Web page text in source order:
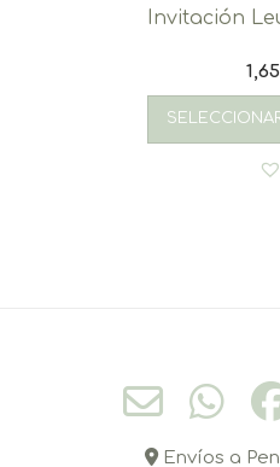
Invitación
1,65
Envíos a